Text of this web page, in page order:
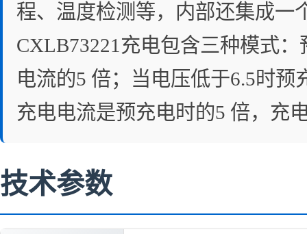
程、温度检测等，内部还集成一
CXLB73221充电包含三种模式
电流的5 倍；当电压低于6.5时
充电电流是预充电时的5 倍，充
技术参数